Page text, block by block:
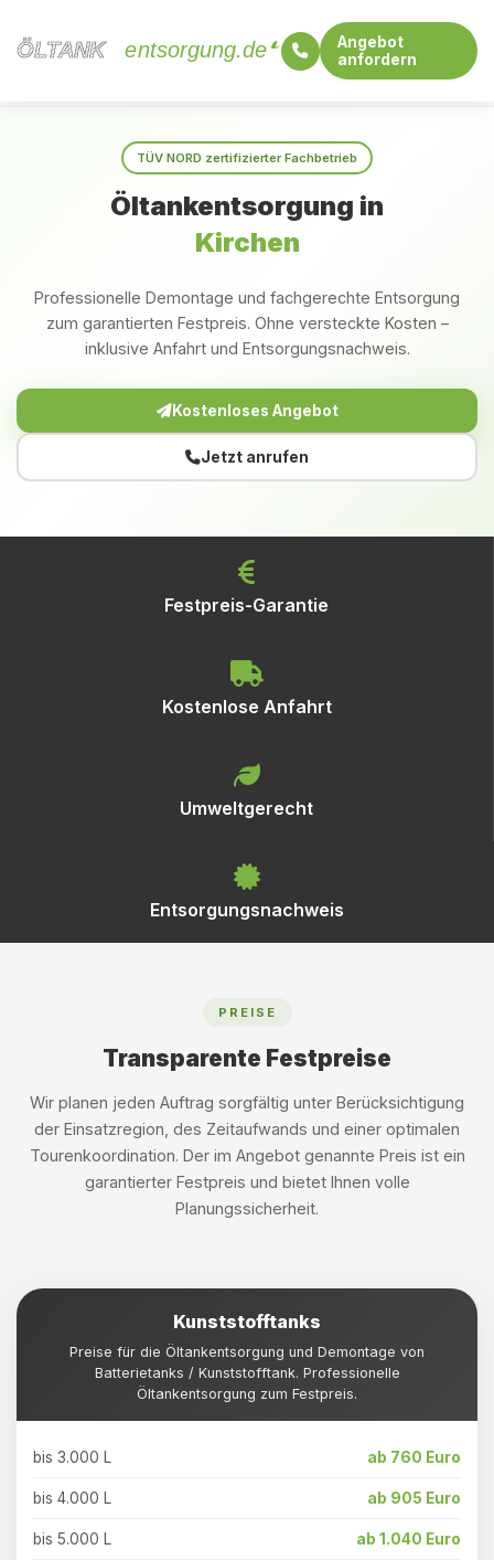
ÖLTANK
ÖLTANK entsorgung.de
Angebot
anfordern
TÜV NORD zertifizierter Fachbetrieb
Öltankentsorgung in
Kirchen
Professionelle Demontage und fachgerechte Entsorgung
zum garantierten Festpreis. Ohne versteckte Kosten –
inklusive Anfahrt und Entsorgungsnachweis.
Kostenloses Angebot
Jetzt anrufen
Festpreis-Garantie
Kostenlose Anfahrt
Umweltgerecht
Entsorgungsnachweis
PREISE
Transparente Festpreise
Wir planen jeden Auftrag sorgfältig unter Berücksichtigung
der Einsatzregion, des Zeitaufwands und einer optimalen
Tourenkoordination. Der im Angebot genannte Preis ist ein
garantierter Festpreis und bietet Ihnen volle
Planungssicherheit.
Kunststofftanks
Preise für die Öltankentsorgung und Demontage von
Batterietanks / Kunststofftank. Professionelle
Öltankentsorgung zum Festpreis.
bis 3.000 L ab 760 Euro
bis 4.000 L ab 905 Euro
bis 5.000 L ab 1.040 Euro